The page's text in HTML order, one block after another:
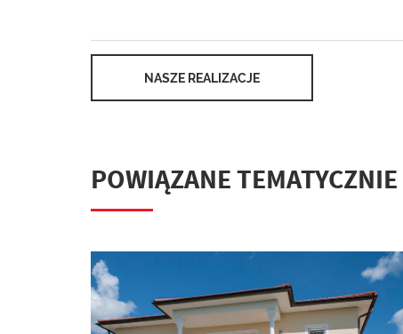
NASZE REALIZACJE
POWIĄZANE TEMATYCZNIE